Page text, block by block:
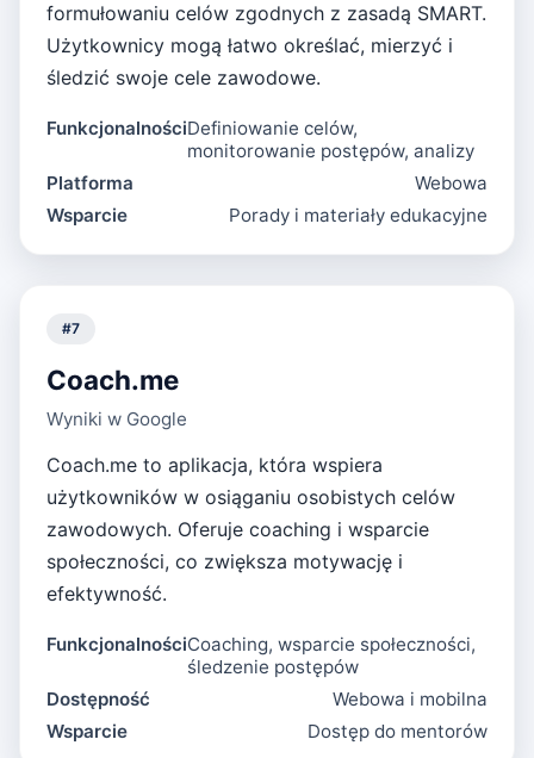
formułowaniu celów zgodnych z zasadą SMART.
Użytkownicy mogą łatwo określać, mierzyć i
śledzić swoje cele zawodowe.
FunkcjonalnościDefiniowanie celów,
monitorowanie postępów, analizy
Platforma
Webowa
Wsparcie
Porady i materiały edukacyjne
#7
Coach.me
Wyniki w Google
Coach.me to aplikacja, która wspiera
użytkowników w osiąganiu osobistych celów
zawodowych. Oferuje coaching i wsparcie
społeczności, co zwiększa motywację i
efektywność.
FunkcjonalnościCoaching, wsparcie społeczności,
śledzenie postępów
Dostępność
Webowa i mobilna
Wsparcie
Dostęp do mentorów